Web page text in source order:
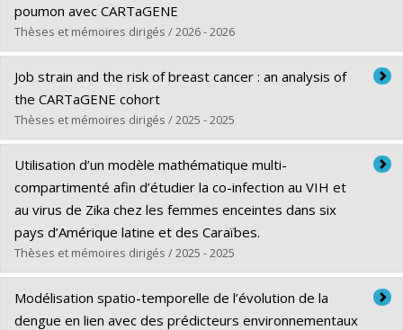
Membre de l'Association des Statisticiennes et
Statisticiens du Québec
poumon avec CARTaGENE
Thèses et mémoires dirigés / 2026 - 2026
Diplômé(e) :Maher, Karim
Cycle :Maîtrise
Diplôme obtenu :M. Sc.
Lien vers le document dans Papyrus
Job strain and the risk of breast cancer : an analysis of
the CARTaGENE cohort
Thèses et mémoires dirigés / 2025 - 2025
Diplômé(e) :Ghodsi, Elaheh
Cycle :Maîtrise
Diplôme obtenu :M. Sc.
Lien vers le document dans Papyrus
Utilisation d’un modèle mathématique multi-
compartimenté afin d’étudier la co-infection au VIH et
au virus de Zika chez les femmes enceintes dans six
pays d’Amérique latine et des Caraïbes.
Thèses et mémoires dirigés / 2025 - 2025
Diplômé(e) : Coffi, Sika-Rose
Cycle :Maîtrise
Modélisation spatio-temporelle de l’évolution de la
dengue en lien avec des prédicteurs environnementaux